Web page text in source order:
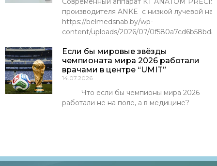
производителя ANKE с низкой лучевой
https://belmedsnab.by/wp-
content/uploads/2026/07/
Если бы мировые звёзды
чемпионата мира 2026 работали
врачами в центре “UMIT”
14.07.2026
Что если бы чемпионы мира 2026
работали не на поле, а в медицине?